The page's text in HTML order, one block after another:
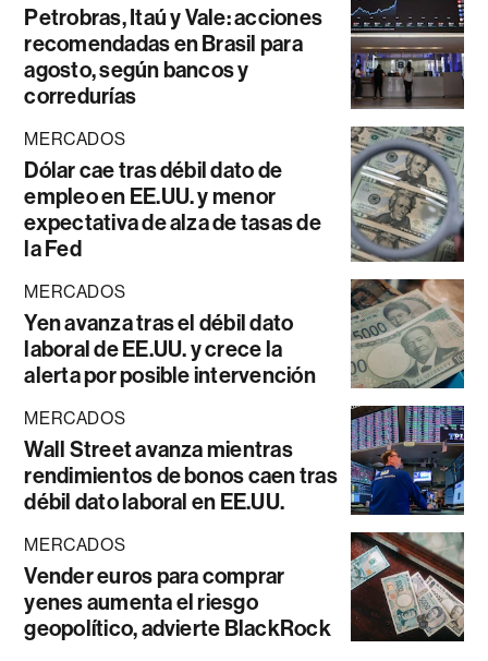
Petrobras, Itaú y Vale: acciones
recomendadas en Brasil para
agosto, según bancos y
corredurías
MERCADOS
Dólar cae tras débil dato de
empleo en EE.UU. y menor
expectativa de alza de tasas de
la Fed
MERCADOS
Yen avanza tras el débil dato
laboral de EE.UU. y crece la
alerta por posible intervención
MERCADOS
Wall Street avanza mientras
rendimientos de bonos caen tras
débil dato laboral en EE.UU.
MERCADOS
Vender euros para comprar
yenes aumenta el riesgo
geopolítico, advierte BlackRock